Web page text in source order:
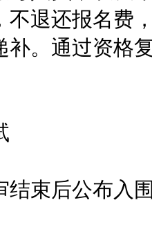
不退还报名费
补。通过资格
束后公布入围